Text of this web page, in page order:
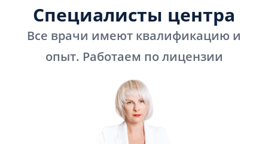
Специалисты центра
Все врачи имеют квалификацию и
опыт. Работаем по лицензии